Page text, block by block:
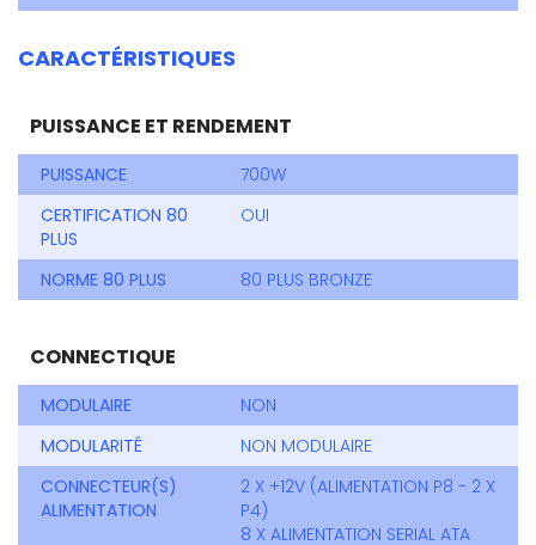
CARACTÉRISTIQUES
PUISSANCE ET RENDEMENT
PUISSANCE
700W
CERTIFICATION 80
PLUS
OUI
NORME 80 PLUS 80 PLUS BRONZE
CONNECTIQUE
MODULAIRE
NON
MODULARITÉ
NON MODULAIRE
CONNECTEUR(S)
ALIMENTATION
2 X +12V (ALIMENTATION P8 - 2 X
P4)
8 X ALIMENTATION SERIAL ATA